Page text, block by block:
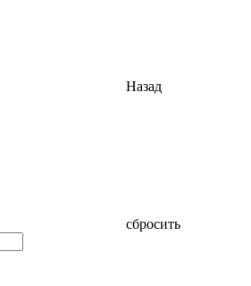
Назад
сбросить